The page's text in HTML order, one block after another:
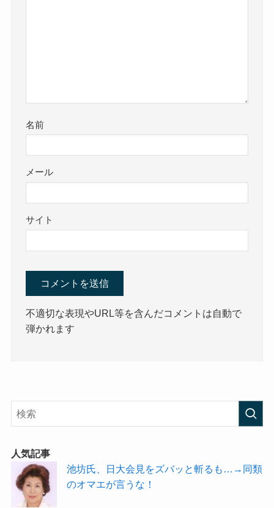
名前
メール
サイト
不適切な表現やURL等を含んだコメントは自動で
弾かれます
人気記事
池坊氏、日大会見をズバッと斬るも…→同類
のオマエが言うな！